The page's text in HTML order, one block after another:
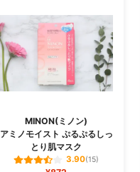
MINON(ミノン)
アミノモイスト ぷるぷるしっ
とり肌マスク
3.90(15)